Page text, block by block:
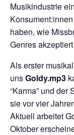
Musikindustrie
haben, wie
Genres
Als erster
unsGoldy.mp3
“Karma” und der
sie vor vier
Aktuell arbeitet
Oktober